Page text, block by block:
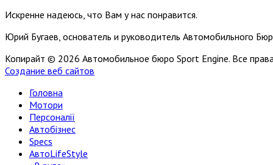
Искренне надеюсь, что Вам у нас понравится.
Юрий Бугаев, основатель и руководитель Автомобильного
Копирайт © 2026 Автомобильное бюро Sport Engine. Все
Создание веб сайтов
Головна
Мотори
Персоналії
Автобізнес
Specs
АвтоLifeStyle